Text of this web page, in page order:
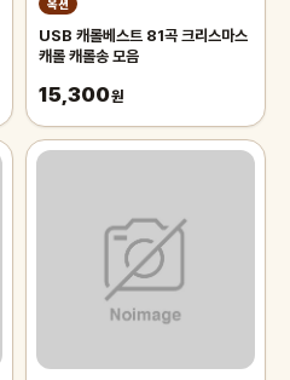
옥션
USB 캐롤베스트 81곡 크리스마스
캐롤 캐롤송 모음
15,300원